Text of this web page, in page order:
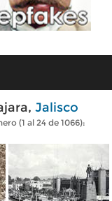
Jalisco
(1 al 24 de 1066):